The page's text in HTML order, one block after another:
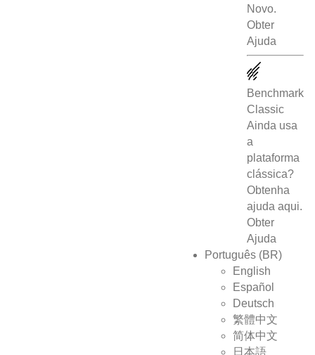
Novo.
Obter
Ajuda
Benchmark
Classic
Ainda usa
a
plataforma
clássica?
Obtenha
ajuda aqui.
Obter
Ajuda
Português (BR)
English
Español
Deutsch
繁體中文
简体中文
日本語